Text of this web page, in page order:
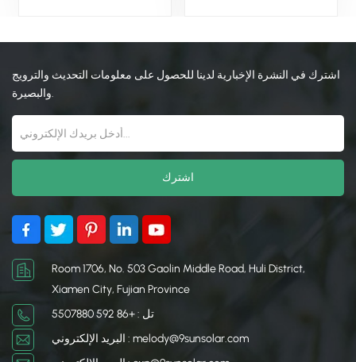
الشمسية، وهو مصمم
الشمسية على أسطح
خصيصًا لتأمين القضبان
اشترك في النشرة الإخبارية لدينا للحصول على معلومات التحديث والترويج
والبصيرة.
Room 1706, No. 503 Gaolin Middle Road, Huli District,
Xiamen City, Fujian Province
تل : +86 592 5507880
البريد الإلكتروني : melody@9sunsolar.com